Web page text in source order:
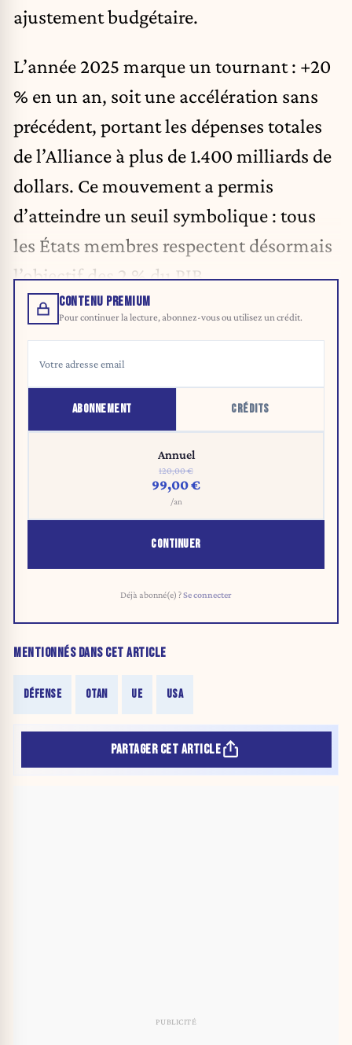
ajustement budgétaire.
L’année 2025 marque un tournant : +20
% en un an, soit une accélération sans
précédent, portant les dépenses totales
de l’Alliance à plus de 1.400 milliards de
dollars. Ce mouvement a permis
d’atteindre un seuil symbolique : tous
les États membres respectent désormais
l’objectif des 2 % du PIB.
CONTENU PREMIUM
Pour continuer la lecture, abonnez-vous ou utilisez un crédit.
ABONNEMENT CRÉDITS
Annuel
120,00 €
99,00 €
/an
CONTINUER
Déjà abonné(e) ?Se connecter
MENTIONNÉS DANS CET ARTICLE
DÉFENSE OTAN UE USA
PARTAGER CET ARTICLE